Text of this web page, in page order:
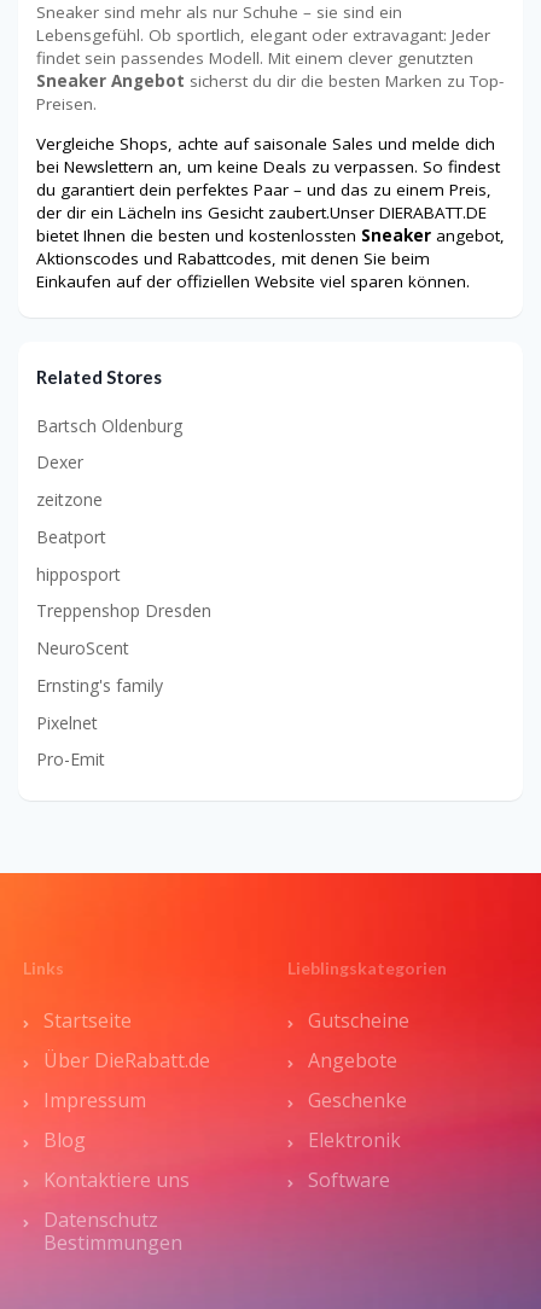
Sneaker sind mehr als nur Schuhe – sie sind ein
Lebensgefühl. Ob sportlich, elegant oder extravagant: Jeder
findet sein passendes Modell. Mit einem clever genutzten
Sneaker Angebot sicherst du dir die besten Marken zu Top-
Preisen.
Vergleiche Shops, achte auf saisonale Sales und melde dich
bei Newslettern an, um keine Deals zu verpassen. So findest
du garantiert dein perfektes Paar – und das zu einem Preis,
der dir ein Lächeln ins Gesicht zaubert.Unser DIERABATT.DE
bietet Ihnen die besten und kostenlossten Sneaker angebot,
Aktionscodes und Rabattcodes, mit denen Sie beim
Einkaufen auf der offiziellen Website viel sparen können.
Related Stores
Bartsch Oldenburg
Dexer
zeitzone
Beatport
hipposport
Treppenshop Dresden
NeuroScent
Ernsting's family
Pixelnet
Pro-Emit
Links
Startseite
Über DieRabatt.de
Impressum
Blog
Kontaktiere uns
Datenschutz
Bestimmungen
Lieblingskategorien
Gutscheine
Angebote
Geschenke
Elektronik
Software